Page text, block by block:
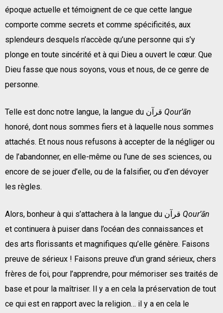
époque actuelle et témoignent de ce que cette langue
comporte comme secrets et comme spécificités, aux
splendeurs desquels n’accède qu’une personne qui s’y
plonge en toute sincérité et à qui Dieu a ouvert le cœur. Que
Dieu fasse que nous soyons, vous et nous, de ce genre de
personne.
Qour’ān
honoré, dont nous sommes fiers et à laquelle nous sommes
attachés. Et nous nous refusons à accepter de la négliger ou
de l’abandonner, en elle-même ou l’une de ses sciences, ou
encore de se jouer d’elle, ou de la falsifier, ou d’en dévoyer
les règles.
Qour’ān
et continuera à puiser dans l’océan des connaissances et
des arts florissants et magnifiques qu’elle génère. Faisons
preuve de sérieux ! Faisons preuve d’un grand sérieux, chers
frères de foi, pour l’apprendre, pour mémoriser ses traités de
base et pour la maîtriser. Il y a en cela la préservation de tout
ce qui est en rapport avec la religion… il y a en cela le